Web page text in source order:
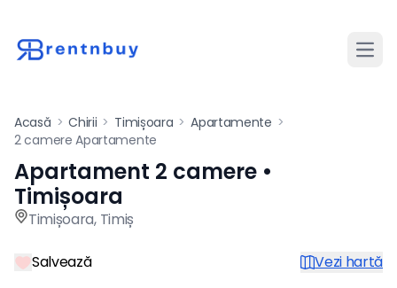
Acasă > Chirii > Timișoara > Apartamente >
2 camere Apartamente
Apartament de închiriat cu
Apartament 2 camere •
Timișoara
Timișoara, Timiș
Salvează Vezi hartă